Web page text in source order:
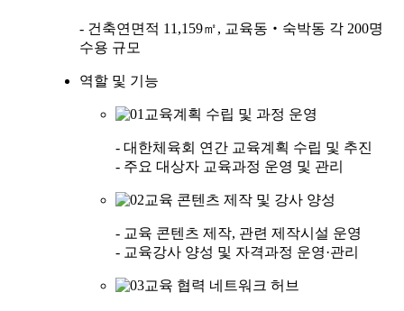
- 건축연면적 11,159㎡, 교육동‧숙박동 각 200명
수용 규모
역할 및 기능
교육계획 수립 및 과정 운영
- 대한체육회 연간 교육계획 수립 및 추진
- 주요 대상자 교육과정 운영 및 관리
교육 콘텐츠 제작 및 강사 양성
- 교육 콘텐츠 제작, 관련 제작시설 운영
- 교육강사 양성 및 자격과정 운영·관리
교육 협력 네트워크 허브